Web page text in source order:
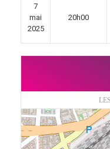
7
mai
2025
20h00